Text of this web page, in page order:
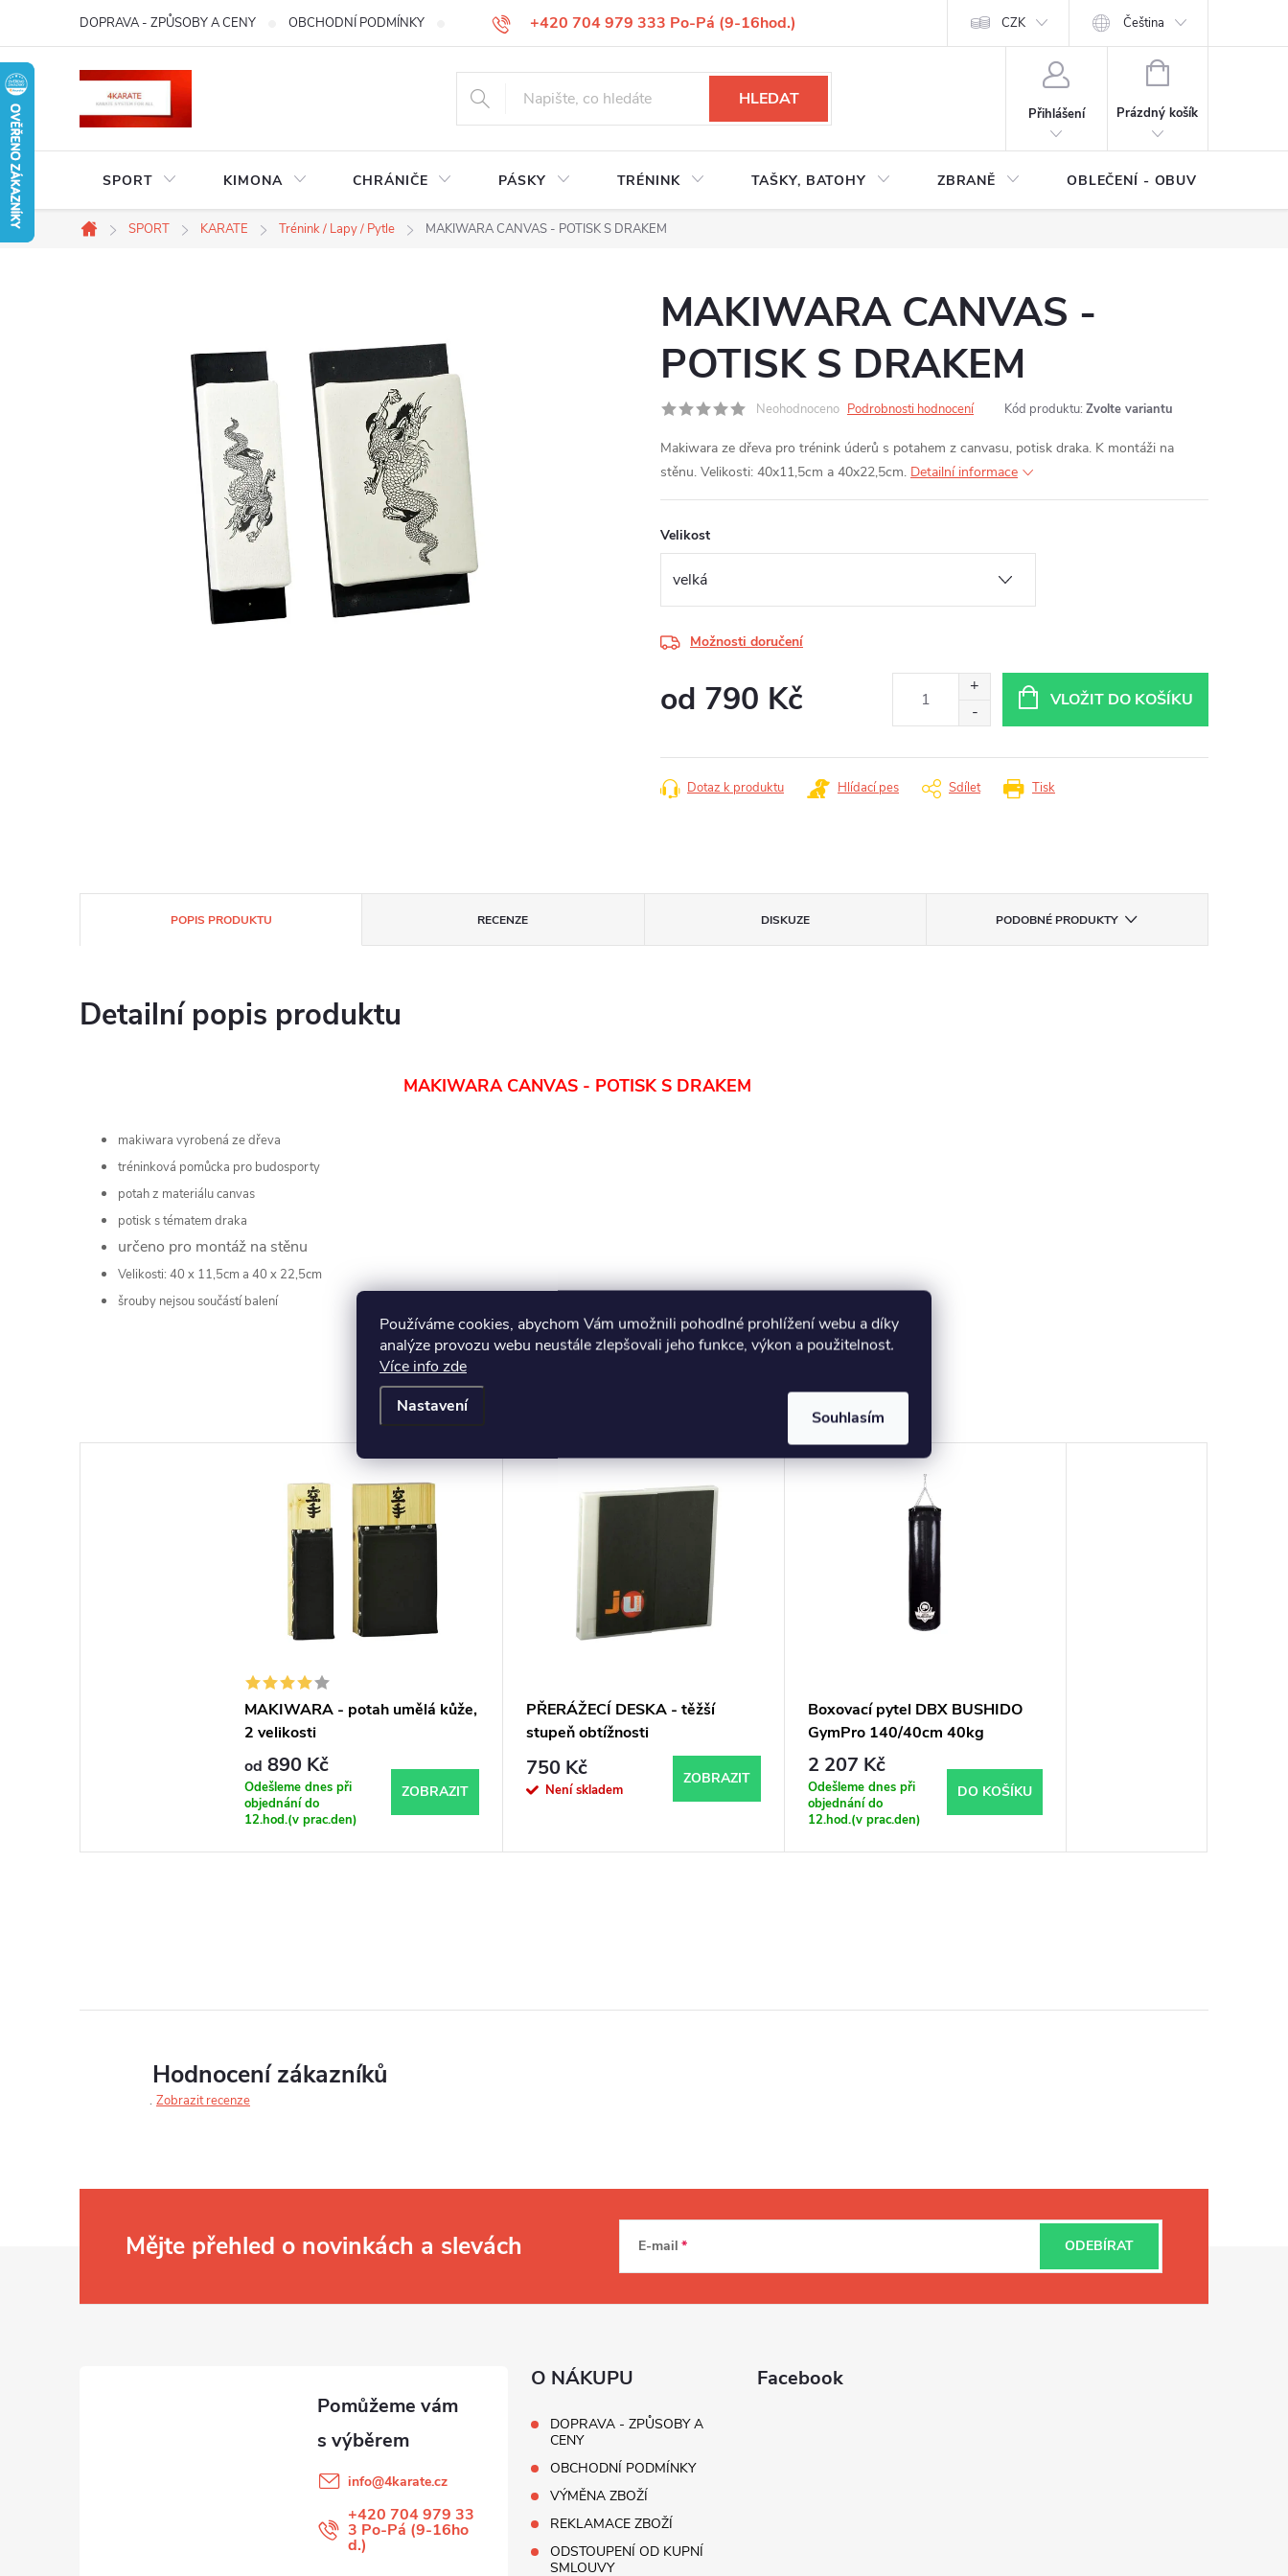
Používáme cookies, abychom Vám umožnili pohodlné prohlížení webu a díky
analýze provozu webu neustále zlepšovali jeho funkce, výkon a použitelnost.
Více info zde
Nastavení
Souhlasím
obsah
+420 704 979 333 Po-Pá (9-16hod.)
DOPRAVA - ZPŮSOBY A CENY OBCHODNÍ PODMÍNKY VÝMĚNA ZBOŽÍ REKLAMACE ZBOŽÍ ODSTOUPENÍ OD KUPNÍ SMLOUVY OCHRANA OSOBNÍCH DAT Moje objednávka
CZK Čeština
HLEDAT
Přihlášení
NÁKUPNÍ
Prázdný košík
SPORT KIMONA CHRÁNIČE PÁSKY TRÉNINK TAŠKY, BATOHY ZBRANĚ OBLEČENÍ - OBUV
Domů
SPORT KARATE Trénink / Lapy / Pytle MAKIWARA CANVAS - POTISK S DRAKEM
MAKIWARA CANVAS -
POTISK S DRAKEM
Neohodnoceno Podrobnosti hodnocení Kód produktu: Zvolte variantu
Makiwara ze dřeva pro trénink úderů s potahem z canvasu, potisk draka. K montáži na
stěnu. Velikosti: 40x11,5cm a 40x22,5cm. Detailní informace
Velikost
Možnosti doručení
od 790 Kč VLOŽIT DO KOŠÍKU
Tisk
Dotaz k produktu Hlídací pes Sdílet
POPIS PRODUKTU RECENZE DISKUZE PODOBNÉ PRODUKTY
Detailní popis produktu
MAKIWARA CANVAS - POTISK S DRAKEM
makiwara vyrobená ze dřeva
tréninková pomůcka pro budosporty
potah z materiálu canvas
potisk s tématem draka
určeno pro montáž na stěnu
Velikosti: 40 x 11,5cm a 40 x 22,5cm
šrouby nejsou součástí balení
MAKIWARA - potah umělá kůže,
2 velikosti
od 890 Kč
Odešleme dnes při
objednání do
12.hod.(v prac.den)
ZOBRAZIT
PŘERÁŽECÍ DESKA - těžší
stupeň obtížnosti
750 Kč
Není skladem
ZOBRAZIT
Boxovací pytel DBX BUSHIDO
GymPro 140/40cm 40kg
2 207 Kč
Odešleme dnes při
objednání do
12.hod.(v prac.den)
DO KOŠÍKU
Hodnocení zákazníků
Zobrazit recenze
Mějte přehled o novinkách a slevách E-mail ODEBÍRAT
info@4karate.cz
+420 704 979 33
3 Po-Pá (9-16ho
d.)
O NÁKUPU
DOPRAVA - ZPŮSOBY A
CENY
OBCHODNÍ PODMÍNKY
VÝMĚNA ZBOŽÍ
REKLAMACE ZBOŽÍ
ODSTOUPENÍ OD KUPNÍ
SMLOUVY
Facebook